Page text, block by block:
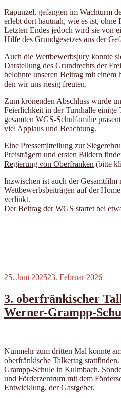
Rapunzel, gefangen im Wachturm
erlebt dort hautnah, wie es ist, ohne
Letzten Endes jedoch wird sie von
Hilfe des Grundgesetzes aus der
Auch die Wettbewerbsjury konnte
Darstellung des Grundrechts der
belohnte unseren Beitrag mit einem
den wir uns riesig freuten.
Zum krönenden Abschluss wurde
Feierlichkeit in der Turnhalle einige
gesamten WGS-Schulfamilie
viel Applaus und Beachtung.
Eine Pressemitteilung zur
Preisträgern und ersten Bildern
Regierung von Oberfranken (bitte
Inzwischen ist auch der Gesamtfilm
Wettbewerbsbeiträgen auf der
verlinkt.
Der Beitrag der WGS startet bei
Veröffentlicht
25. Juni 202523. Februar 2026
3. oberfränkischer
Werner-Grampp-
Nunmehr zum dritten Mal konnte
oberfränkische Talkertag
Grampp-Schule in Kulmbach,
und Förderzentrum mit dem
Entwicklung, der Gastgeber.